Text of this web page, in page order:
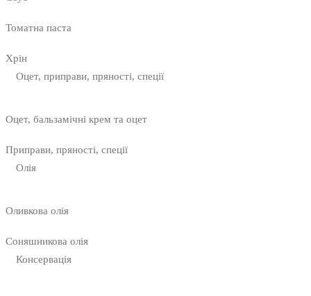
Томатна паста
Хрін
Оцет, приправи, пряності, спеції
Оцет, бальзамічні крем та оцет
Приправи, пряності, спеції
Олія
Оливкова олія
Соняшникова олія
Консервація